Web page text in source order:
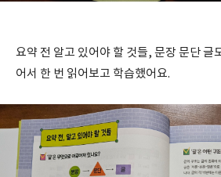
요약 전 알고 있어야 할 것들, 문장 문단 글
어서 한 번 읽어보고 학습했어요.